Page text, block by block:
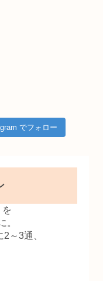
でフォロー
を
。
～3通、